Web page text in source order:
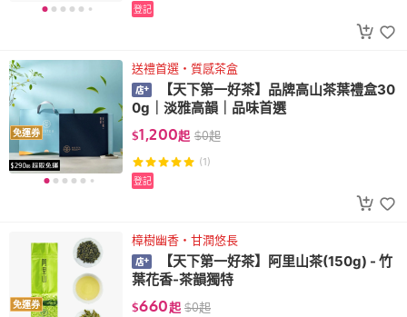
登記
免運券
送禮首選・質感茶盒
【天下第一好茶】品牌高山茶葉禮盒30
0g｜淡雅高韻｜品味首選
$1,200起 $0起
(1)
登記
免運券
樟樹幽香・甘潤悠長
【天下第一好茶】阿里山茶(150g) - 竹
葉花香-茶韻獨特
$660起 $0起